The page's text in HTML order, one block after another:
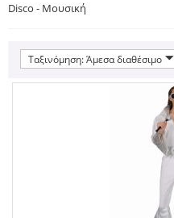
Disco - Μουσική
Ταξινόμηση: Άμεσα διαθέσιμο